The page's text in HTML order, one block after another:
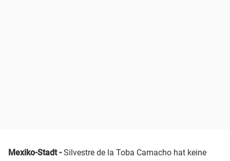
Mexiko-Stadt -Silvestre de la Toba Camacho hat keine